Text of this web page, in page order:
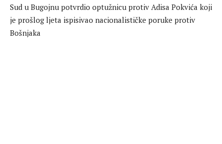
Sud u Bugojnu potvrdio optužnicu protiv Adisa Pokvića koji
je prošlog ljeta ispisivao nacionalističke poruke protiv
Bošnjaka